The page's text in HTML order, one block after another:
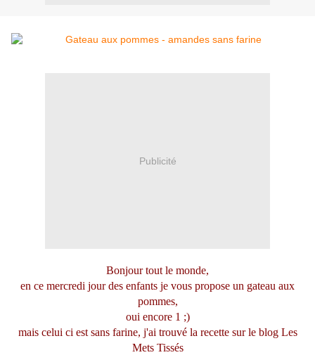
Publicité
Bonjour tout le monde,
en ce mercredi jour des enfants je vous propose un gateau aux
pommes,
oui encore 1 ;)
mais celui ci est sans farine, j'ai trouvé la recette sur le blog Les
Mets Tissés